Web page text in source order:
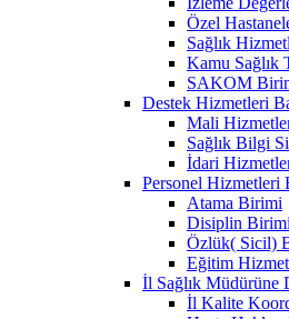
Özel
Sağlık
Kamu Sağlık
SAKOM
Destek Hizmetleri
Mali
Sağlık Bilgi
İdari
Personel Hizmetleri
Atama Birimi
Disiplin Birimi
Özlük( Sicil)
Eğitim
İl Sağlık Müdürüne
İl Kalite